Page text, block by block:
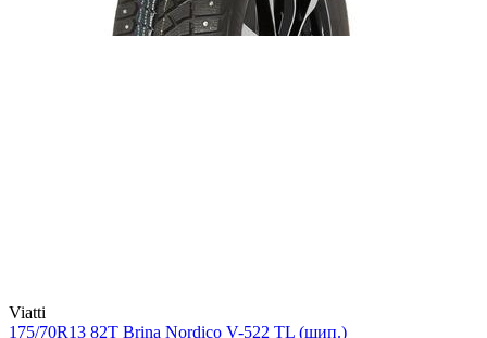
Viatti
175/70R13 82T Brina Nordico V-522 TL (шип.)